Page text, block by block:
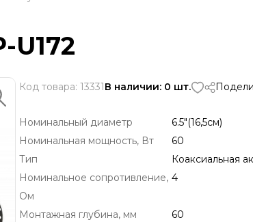
U172
Код товара: 13331В наличии: 0 шт.
Номинальный диаметр
6.5"(16,5см)
Номинальная мощность, Вт
60
Тип
Коаксиальная
Номинальное сопротивление,
Ом
4
Монтажная глубина, мм
60